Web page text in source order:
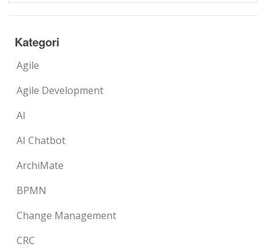
Kategori
Agile
Agile Development
AI
AI Chatbot
ArchiMate
BPMN
Change Management
CRC